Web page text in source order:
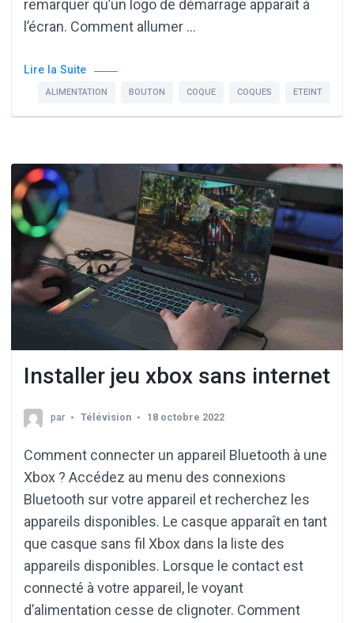
remarquer qu’un logo de démarrage apparaît à
l’écran. Comment allumer …
Lire la Suite
ALIMENTATION BOUTON COQUE COQUES ETEINT
Installer jeu xbox sans internet
par Télévision 18 octobre 2022
Comment connecter un appareil Bluetooth à une
Xbox ? Accédez au menu des connexions
Bluetooth sur votre appareil et recherchez les
appareils disponibles. Le casque apparaît en tant
que casque sans fil Xbox dans la liste des
appareils disponibles. Lorsque le contact est
connecté à votre appareil, le voyant
d’alimentation cesse de clignoter. Comment